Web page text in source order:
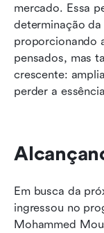
mercado. Essa
determinação
proporcionando
pensados, mas
crescente:
perder a
Em busca da
ingressou no
Mohammed